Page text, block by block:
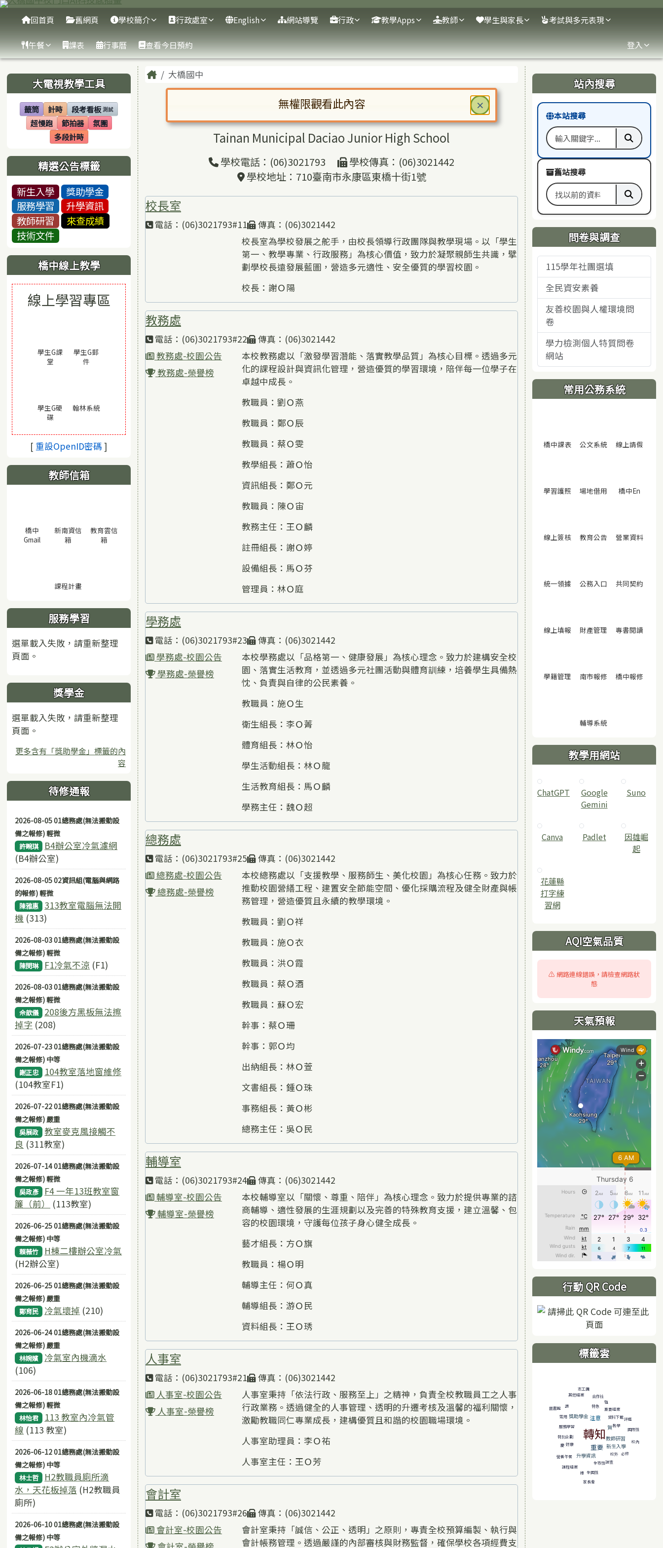
跳至主內容區
臺南市大橋國中
導覽列
回首頁 舊網頁 學校簡介 行政處室 English 網站導覽 行政 教學Apps 教師 學生與家長 考試與多元表現
午餐 課表 行事曆 查看今日預約 登入
左邊區域內容
大電視教學工具
籤筒
(另開視窗)
計時
(另開視窗)段考看板 測試
(另開視窗)
超慢跑
(另開視窗)節拍器
(另開視窗)氛圍
(另開視窗)
多段計時
(另開視窗)
精選公告標籤
新生入學
獎助學金
服務學習
升學資訊
教師研習
來查成績
技術文件
橋中線上教學
線上學習專區
學生G課
堂(另開視窗)
學生G郵
件(另開視窗)
學生G硬
碟(另開視窗)
翰林系統(另開視窗)
[ 重設OpenID密碼 (另開視窗)
]
教師信箱
橋中
Gmail(另開視窗)
新南資信
箱 (另開視窗)
教育雲信
箱 (另開視窗)
課程計畫
服務學習
選單載入失敗，請重新整理
頁面。
獎學金
選單載入失敗，請重新整理
頁面。
更多含有「獎助學金」標籤的內
容
待修通報
2026-08-05 01總務處(無法搬動設
備之報修) 輕微
許畹琪
B4辦公室冷氣濾網
(B4辦公室)
2026-08-05 02資訊組(電腦與網路
的報修) 輕微
陳雅惠
313教室電腦無法開
機 (313)
2026-08-03 01總務處(無法搬動設
備之報修) 輕微
陳閔琳 F1冷氣不涼 (F1)
2026-08-03 01總務處(無法搬動設
備之報修) 輕微
佘歆儀
208後方黑板無法擦
掉字 (208)
2026-07-23 01總務處(無法搬動設
備之報修) 中等
謝正忠
104教室落地窗維修
(104教室F1)
2026-07-22 01總務處(無法搬動設
備之報修) 嚴重
吳展政
教室麥克風接觸不
良 (311教室)
2026-07-14 01總務處(無法搬動設
備之報修) 輕微
吳政彥
F4 一年13班教室窗
簾（前）
(113教室)
2026-06-25 01總務處(無法搬動設
備之報修) 中等
賴薇竹
H棟二樓辦公室冷氣
(H2辦公室)
2026-06-25 01總務處(無法搬動設
備之報修) 嚴重
鄭育民 冷氣壞掉 (210)
2026-06-24 01總務處(無法搬動設
備之報修) 嚴重
林婉嬪
冷氣室內機滴水
(106)
2026-06-18 01總務處(無法搬動設
備之報修) 輕微
林怡君
113 教室內冷氣管
線 (113 教室)
2026-06-12 01總務處(無法搬動設
備之報修) 中等
林士哲
H2教職員廁所滴
水，天花板掉落 (H2教職員
廁所)
2026-06-10 01總務處(無法搬動設
備之報修) 中等
主內容區域
Home大橋國中
臺南市市立大橋國民中學
Tainan Municipal Daciao Junior High School
學校電話：(06)3021793
學校傳真：(06)3021442
學校地址：710臺南市永康區東橋十街1號
校長室
電話：(06)3021793#11
傳真：(06)3021442
校長室為學校發展之舵手，由校長領導行政團隊與教學現場。以「學生
第一、教學專業、行政服務」為核心價值，致力於凝聚親師生共識，擘
劃學校長遠發展藍圖，營造多元適性、安全優質的學習校園。
校長：謝Ｏ陽
教務處
電話：(06)3021793#22
傳真：(06)3021442
教務處-校園公告
教務處-榮譽榜
本校教務處以「激發學習潛能、落實教學品質」為核心目標。透過多元
化的課程設計與資訊化管理，營造優質的學習環境，陪伴每一位學子在
卓越中成長。
教職員：劉Ｏ燕
教職員：鄭Ｏ辰
教職員：蔡Ｏ雯
教學組長：蕭Ｏ怡
資訊組長：鄭Ｏ元
教職員：陳Ｏ宙
教務主任：王Ｏ麟
註冊組長：謝Ｏ婷
設備組長：馬Ｏ芬
管理員：林Ｏ庭
學務處
電話：(06)3021793#23
傳真：(06)3021442
學務處-校園公告
學務處-榮譽榜
本校學務處以「品格第一、健康發展」為核心理念。致力於建構安全校
園、落實生活教育，並透過多元社團活動與體育訓練，培養學生具備熱
忱、負責與自律的公民素養。
教職員：施Ｏ生
衛生組長：李Ｏ菁
體育組長：林Ｏ怡
學生活動組長：林Ｏ龍
生活教育組長：馬Ｏ麟
學務主任：魏Ｏ超
總務處
電話：(06)3021793#25
傳真：(06)3021442
總務處-校園公告
總務處-榮譽榜
本校總務處以「支援教學、服務師生、美化校園」為核心任務。致力於
推動校園營繕工程、建置安全節能空間、優化採購流程及健全財產與帳
務管理，營造優質且永續的教學環境。
教職員：劉Ｏ祥
教職員：施Ｏ衣
教職員：洪Ｏ霞
教職員：蔡Ｏ酒
教職員：蘇Ｏ宏
幹事：蔡Ｏ珊
幹事：郭Ｏ均
出納組長：林Ｏ萱
文書組長：鍾Ｏ珠
事務組長：黃Ｏ彬
總務主任：吳Ｏ民
輔導室
電話：(06)3021793#24
傳真：(06)3021442
輔導室-校園公告
輔導室-榮譽榜
本校輔導室以「關懷、尊重、陪伴」為核心理念。致力於提供專業的諮
商輔導、適性發展的生涯規劃以及完善的特殊教育支援，建立溫馨、包
容的校園環境，守護每位孩子身心健全成長。
藝才組長：方Ｏ旗
教職員：楊Ｏ明
輔導主任：何Ｏ真
輔導組長：游Ｏ民
資料組長：王Ｏ琇
人事室
電話：(06)3021793#21
傳真：(06)3021442
人事室-校園公告
人事室-榮譽榜
人事室秉持「依法行政、服務至上」之精神，負責全校教職員工之人事
行政業務。透過健全的人事管理、透明的升遷考核及溫馨的福利關懷，
激勵教職同仁專業成長，建構優質且和諧的校園職場環境。
人事室助理員：李Ｏ祐
人事室主任：王Ｏ芳
會計室
電話：(06)3021793#26
傳真：(06)3021442
會計室-校園公告
會計室秉持「誠信、公正、透明」之原則，專責全校預算編製、執行與
會計帳務管理。透過嚴謹的內部審核與財務監督，確保學校各項經費支
右邊區域內容
站內搜尋
本站搜尋
搜尋關鍵字 執行本
舊站搜尋
搜尋舊站關鍵字 執行舊
問卷與調查
115學年社團選填
全民資安素養
友善校園與人權環境問
卷
學力檢測個人特質問卷
網站
常用公務系統
橋中課表(另開視窗)
公文系統(另開視窗)
線上請假
學習護照 (另開視窗)
場地借用 (另開視窗)
橋中En
線上簽核(另開視窗)
教育公告(另開視窗)
營業資料(另開
統一領據 (另開視窗)
公務入口 (另開視窗)
共同契約
線上填報 (另開視窗)
財產管理 (另開視窗)
專書閱讀
學籍管理 (另開視窗)
南市報修 (另開視窗)
橋中報修
輔導系統(另開視窗)
教學用網站
ChatGPT
‎Google
Gemini
Suno
Canva Padlet
因雄崛
起
花蓮縣
打字練
習網
AQI空氣品質
⚠️ 網路連線錯誤，請檢查網路狀
態
天氣預報
行動 QR Code
標籤雲
其他檔案
志工團
圖書館 讚
獎助學金
特急
合作社
強
重要檔案
服務學習
常用 注意 資料下載
轉知 賀教學
評鑑
特別企劃
國際性
慶 好康 校內
升學資訊
重要
教師研習
新生入學
營養午餐
課程檔案
全市性調查
校外 必修
棒
家長會
全國性
頁尾區域
× 關閉
無權限觀看此內容
對話框已開啟。請使用 Tab 鍵在選項間移動焦點。按下 Enter 鍵或空白鍵確認，按下 Escape 鍵關閉